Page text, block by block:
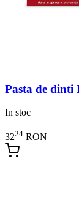
Pasta de dinti
In stoc
3224 RON